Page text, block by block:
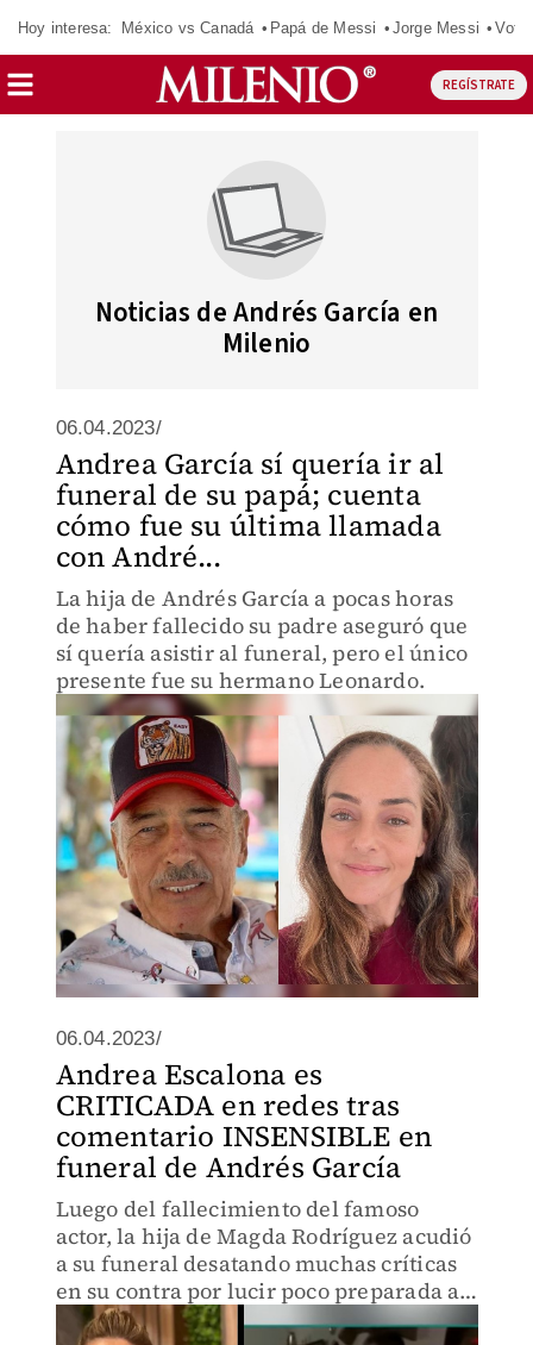
Hoy interesa: México vs Canadá Papá de Messi Jorge Messi
REGÍSTRATE
Noticias de Andrés García en
Milenio
06.04.2023/
Andrea García sí quería ir al
funeral de su papá; cuenta
cómo fue su última llamada
con André...
La hija de Andrés García a pocas horas
de haber fallecido su padre aseguró que
sí quería asistir al funeral, pero el único
presente fue su hermano Leonardo.
06.04.2023/
Andrea Escalona es
CRITICADA en redes tras
comentario INSENSIBLE en
funeral de Andrés García
Luego del fallecimiento del famoso
actor, la hija de Magda Rodríguez acudió
a su funeral desatando muchas críticas
en su contra por lucir poco preparada al
momento de hacer los enlaces en vivo.